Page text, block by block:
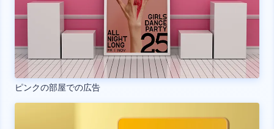
ピンクの部屋での広告